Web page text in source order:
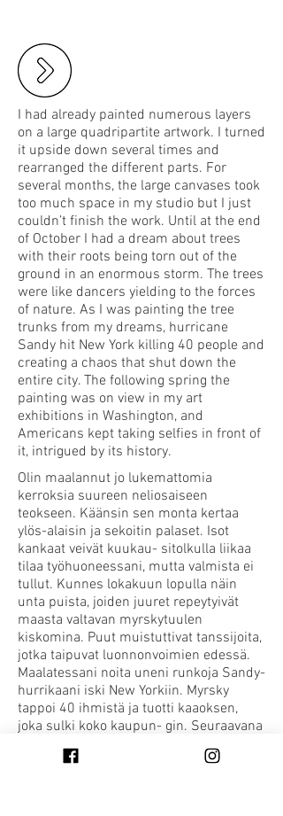
I had already painted numerous layers
on a large quadripartite artwork. I turned
it upside down several times and
rearranged the different parts. For
several months, the large canvases took
too much space in my studio but I just
couldn’t finish the work. Until at the end
of October I had a dream about trees
with their roots being torn out of the
ground in an enormous storm. The trees
were like dancers yielding to the forces
of nature. As I was painting the tree
trunks from my dreams, hurricane
Sandy hit New York killing 40 people and
creating a chaos that shut down the
entire city. The following spring the
painting was on view in my art
exhibitions in Washington, and
Americans kept taking selfies in front of
it, intrigued by its history.
Olin maalannut jo lukemattomia
kerroksia suureen neliosaiseen
teokseen. Käänsin sen monta kertaa
ylös-alaisin ja sekoitin palaset. Isot
kankaat veivät kuukau- sitolkulla liikaa
tilaa työhuoneessani, mutta valmista ei
tullut. Kunnes lokakuun lopulla näin
unta puista, joiden juuret repeytyivät
maasta valtavan myrskytuulen
kiskomina. Puut muistuttivat tanssijoita,
jotka taipuvat luonnonvoimien edessä.
Maalatessani noita uneni runkoja Sandy-
hurrikaani iski New Yorkiin. Myrsky
tappoi 40 ihmistä ja tuotti kaaoksen,
joka sulki koko kaupun- gin. Seuraavana
keväänä maalaus oli
esillä Washingtonin-näyttelyissäni, ja